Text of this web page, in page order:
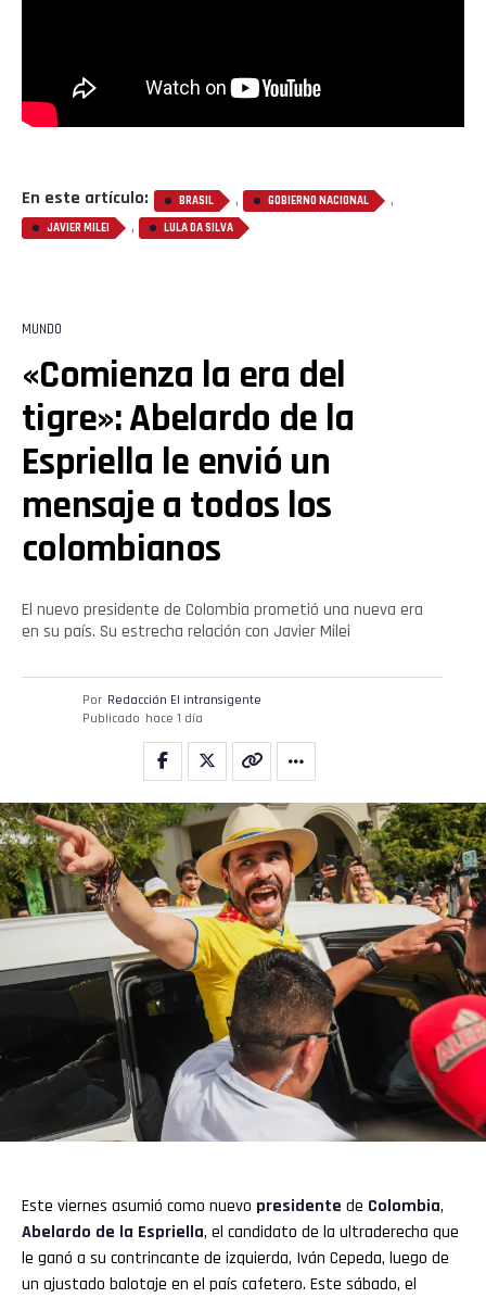
En este artículo: BRASIL , GOBIERNO NACIONAL ,
JAVIER MILEI , LULA DA SILVA
MUNDO
«Comienza la era del
tigre»: Abelardo de la
Espriella le envió un
mensaje a todos los
colombianos
El nuevo presidente de Colombia prometió una nueva era
en su país. Su estrecha relación con Javier Milei
Por Redacción El intransigente
Publicado hace 1 día
Este viernes asumió como nuevo presidente de Colombia,
Abelardo de la Espriella, el candidato de la ultraderecha que
le ganó a su contrincante de izquierda, Iván Cepeda, luego de
un ajustado balotaje en el país cafetero. Este sábado, el